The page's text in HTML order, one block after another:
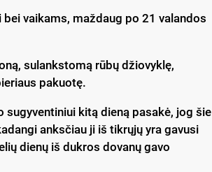
vaikams, maždaug po 21 valandos
sulankstomą rūbų džiovyklę,
pakuotę.
kitą dieną pasakė, jog šie
anksčiau ji iš tikrųjų yra gavusi
dienų iš dukros dovanų gavo